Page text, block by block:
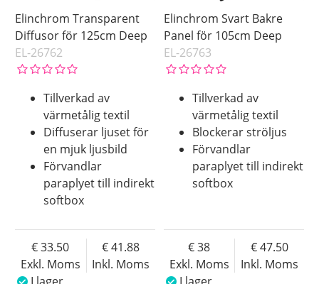
Elinchrom Transparent
Diffusor för 125cm Deep
EL-26762
Tillverkad av
värmetålig textil
Diffuserar ljuset för
en mjuk ljusbild
Förvandlar
paraplyet till indirekt
softbox
Exkl. Moms
33.50
Inkl. Moms
41.88
Elinchrom Svart Bakre
Panel för 105cm Deep
EL-26763
Tillverkad av
värmetålig textil
Blockerar ströljus
Förvandlar
paraplyet till indirekt
softbox
Exkl. Moms
38
Inkl. Moms
47.50